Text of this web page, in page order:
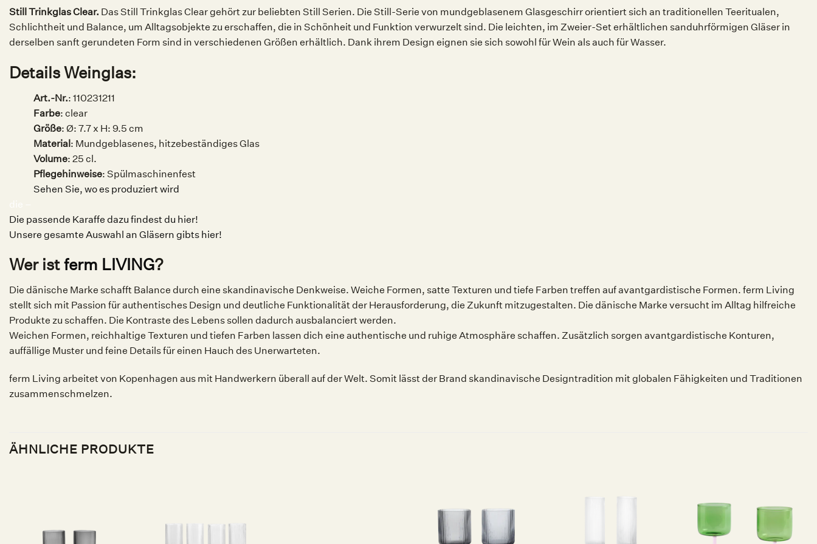
Still Trinkglas Clear. Das Still Trinkglas Clear gehört zur beliebten Still Serien. Die Still-Serie von mundgeblasenem Glasgeschirr orientiert sich an traditionellen Teeritualen,
Schlichtheit und Balance, um Alltagsobjekte zu erschaffen, die in Schönheit und Funktion verwurzelt sind. Die leichten, im Zweier-Set erhältlichen sanduhrförmigen Gläser in
derselben sanft gerundeten Form sind in verschiedenen Größen erhältlich. Dank ihrem Design eignen sie sich sowohl für Wein als auch für Wasser.
Details Weinglas:
Art.-Nr.: 110231211
Farbe: clear
Größe: Ø: 7.7 x H: 9.5 cm
Material: Mundgeblasenes, hitzebeständiges Glas
Volume: 25 cl.
Pflegehinweise: Spülmaschinenfest
Sehen Sie, wo es produziert wird
Die passende Karaffe dazu findest du hier!
Unsere gesamte Auswahl an Gläsern gibts hier!
Wer istferm LIVING?
Die dänische Marke schafft Balance durch eine skandinavische Denkweise. Weiche Formen, satte Texturen und tiefe Farben treffen auf avantgardistische Formen. ferm Living
stellt sich mit Passion für authentisches Design und deutliche Funktionalität der Herausforderung, die Zukunft mitzugestalten. Die dänische Marke versucht im Alltag hilfreiche
Produkte zu schaffen. Die Kontraste des Lebens sollen dadurch ausbalanciert werden.
Weichen Formen, reichhaltige Texturen und tiefen Farben lassen dich eine authentische und ruhige Atmosphäre schaffen. Zusätzlich sorgen avantgardistische Konturen,
auffällige Muster und feine Details für einen Hauch des Unerwarteten.
ferm Living arbeitet von Kopenhagen aus mit Handwerkern überall auf der Welt. Somit lässt der Brand skandinavische Designtradition mit globalen Fähigkeiten und Traditionen
zusammenschmelzen.
ÄHNLICHE PRODUKTE
Wunschliste
Auf die
Wunschliste